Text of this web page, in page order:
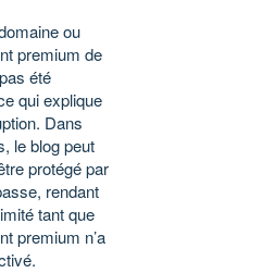
ou
premium de
été
qui explique
Dans
le blog peut
protégé par
rendant
tant que
premium n’a